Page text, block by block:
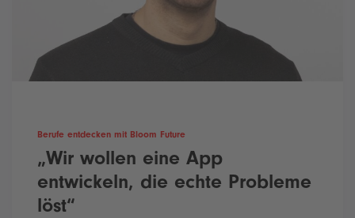
Berufe entdecken mit Bloom Future
„Wir wollen eine App
entwickeln, die echte Probleme
löst“